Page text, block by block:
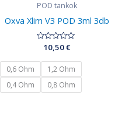
POD tankok
Oxva Xlim V3 POD 3ml 3db
Értékelés:
/
10,50€
0,6 Ohm
1,2 Ohm
0,4 Ohm
0,8 Ohm